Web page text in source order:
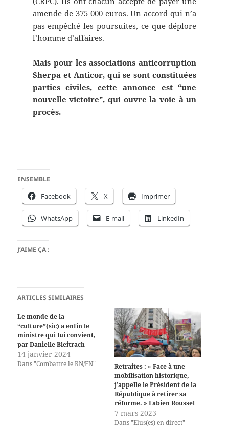
amende de 375 000 euros. Un accord qui n’a
pas empêché les poursuites, ce que déplore
l’homme d’affaires.
Mais pour les associations anticorruption
Sherpa et Anticor, qui se sont constituées
parties civiles, cette annonce est “une
nouvelle victoire”, qui ouvre la voie à un
procès.
ENSEMBLE
Facebook X Imprimer
WhatsApp E-mail LinkedIn
J’AIME ÇA :
ARTICLES SIMILAIRES
Le monde de la
“culture”(sic) a enfin le
ministre qui lui convient,
par Danielle Bleitrach
14 janvier 2024
Dans "Combattre le RN/FN"
Retraites : « Face à une
mobilisation historique,
j’appelle le Président de la
République à retirer sa
réforme. » Fabien Roussel
7 mars 2023
Dans "Elus(es) en direct"